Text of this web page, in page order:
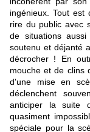
ingénieux. Tout est
rire du public avec
de situations
soutenu et déjanté
décrocher ! En
mouche et de clins
d'une mise en
déclenchent
anticiper la suite
quasiment
spéciale pour la